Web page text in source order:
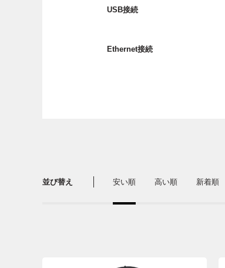
USB接続
Ethernet接続
並び替え 安い順 高い順 新着順